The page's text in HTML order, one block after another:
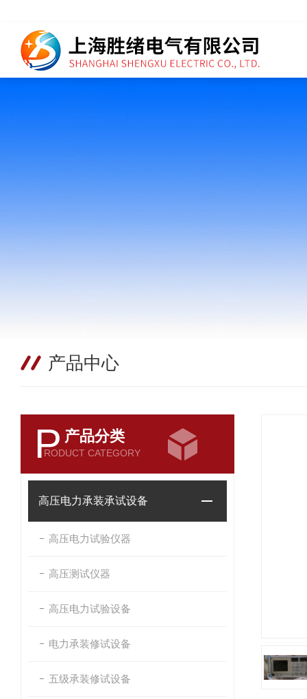
产品中心
P 产品分类
RODUCT CATEGORY
高压电力承装承试设备
高压电力试验仪器
高压测试仪器
高压电力试验设备
电力承装修试设备
五级承装修试设备